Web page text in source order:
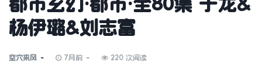
都市玄幻·都市·全80集 于龙&
杨伊璐&刘志富
空穴来风 7月前 220 次阅读